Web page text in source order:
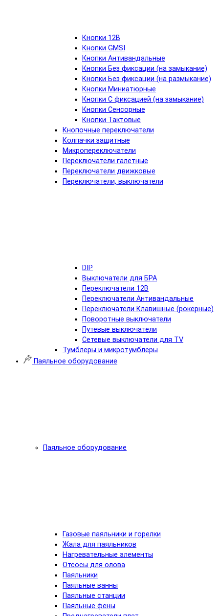
Кнопки 12В
Кнопки GMSI
Кнопки Антивандальные
Кнопки Без фиксации (на замыкание)
Кнопки Без фиксации (на размыкание)
Кнопки Миниатюрные
Кнопки С фиксацией (на замыкание)
Кнопки Сенсорные
Кнопки Тактовые
Кнопочные переключатели
Колпачки защитные
Микропереключатели
Переключатели галетные
Переключатели движковые
Переключатели, выключатели
DIP
Выключатели для БРА
Переключатели 12В
Переключатели Антивандальные
Переключатели Клавишные (рокерные)
Поворотные выключатели
Путевые выключатели
Сетевые выключатели для TV
Тумблеры и микротумблеры
Паяльное оборудование
Паяльное оборудование
Газовые паяльники и горелки
Жала для паяльников
Нагревательные элементы
Отсосы для олова
Паяльники
Паяльные ванны
Паяльные станции
Паяльные фены